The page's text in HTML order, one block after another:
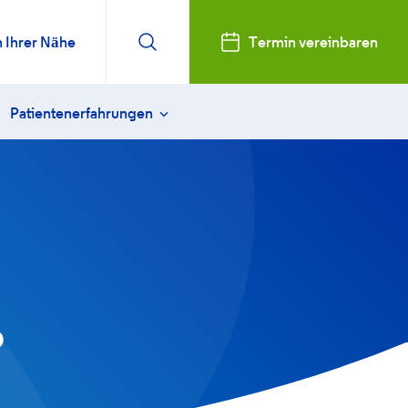
Ihrer Nähe Termin vereinbaren
Patientenerfahrungen